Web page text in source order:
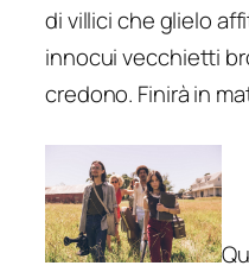
di villici che glielo
innocui vecchietti
credono. Finirà in